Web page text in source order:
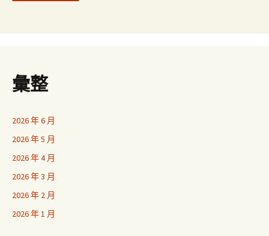
彙整
2026 年 6 月
2026 年 5 月
2026 年 4 月
2026 年 3 月
2026 年 2 月
2026 年 1 月